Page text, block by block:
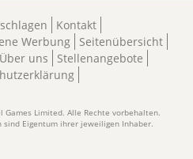
Kontakt
Werbung
Seitenübersicht
Über uns
Stellenangebote
Limited. Alle Rechte vorbehalten.
sind Eigentum ihrer jeweiligen Inhaber.